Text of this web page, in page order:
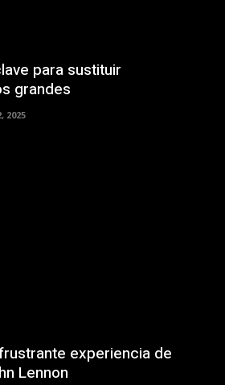
para sustituir
grandes
2025
experiencia de
Lennon